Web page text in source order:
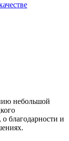
небольшой
о благодарности и